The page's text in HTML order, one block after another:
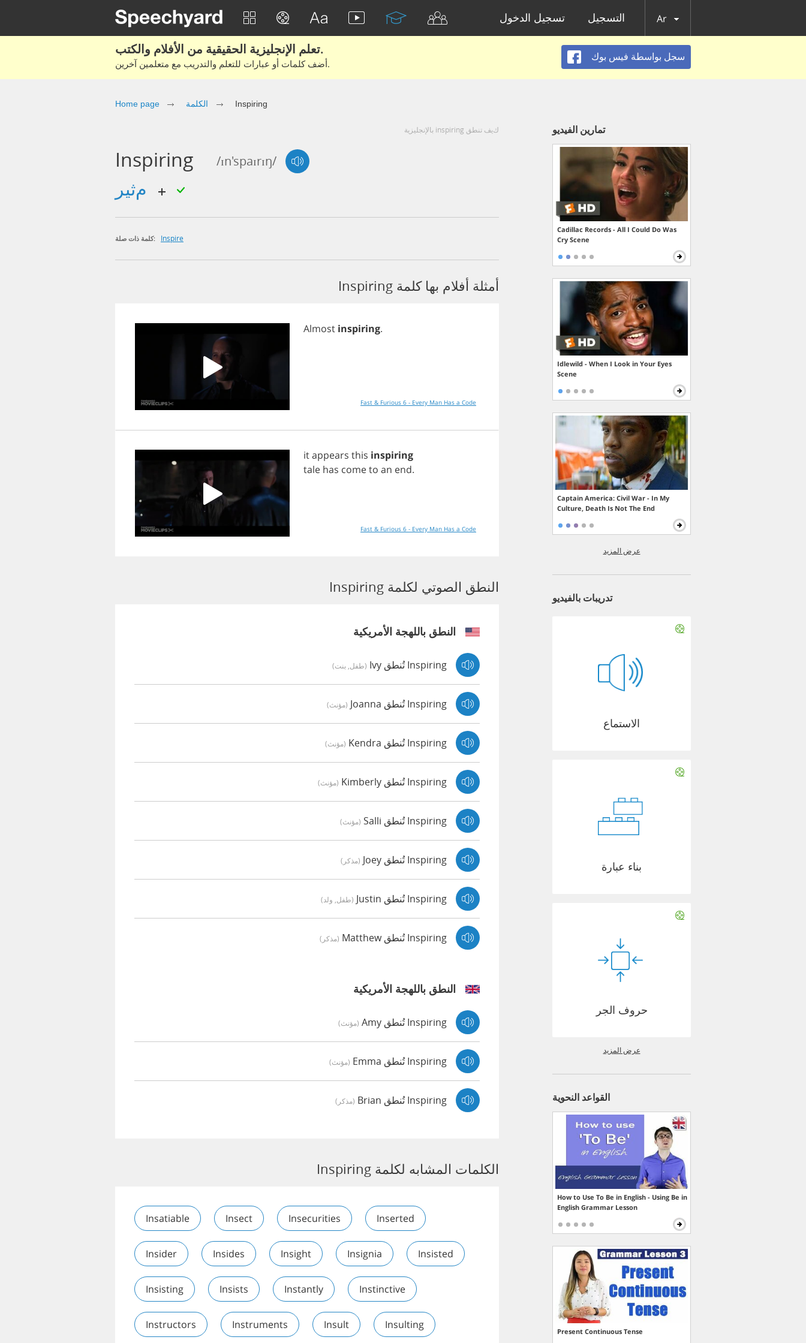
تسجيل الدخول التسجيل Ar
تعلم الإنجليزية الحقيقية من الأفلام والكتب.
أضف كلمات أو عبارات للتعلم والتدريب مع متعلمين آخرين.
سجل بواسطة فيس بوك
Home page الكلمة Inspiring
كيف تنطق inspiring بالإنجليزية
Inspiring /ɪn'spaɪrɪŋ/
كلمة ذات صلة: Inspire
أمثلة أفلام بها كلمة Inspiring
Almost inspiring.
Fast & Furious 6 - Every Man Has a Code
itappears this inspiring
tale has cometo an end.
Fast & Furious 6 - Every Man Has a Code
النطق الصوتي لكلمة Inspiring
النطق باللهجة الأمريكية
Inspiring تُنطق Ivy (طفل, بنت)
Inspiring تُنطق Joanna (مؤنث)
Inspiring تُنطق Kendra (مؤنث)
Inspiring تُنطق Kimberly (مؤنث)
Inspiring تُنطق Salli (مؤنث)
Inspiring تُنطق Joey (مذكر)
Inspiring تُنطق Justin (طفل, ولد)
Inspiring تُنطق Matthew (مذكر)
النطق باللهجة الأمريكية
Inspiring تُنطق Amy (مؤنث)
Inspiring تُنطق Emma (مؤنث)
Inspiring تُنطق Brian (مذكر)
الكلمات المشابه لكلمة Inspiring
Insatiable Insect Insecurities Inserted
Insider Insides Insight Insignia Insisted
Insisting Insists Instantly Instinctive
Instructors Instruments Insult Insulting
تمارين الفيديو
Cadillac Records - All I Could Do Was
Cry Scene
Idlewild - When I Look in Your Eyes
Scene
Captain America: Civil War - In My
Culture, Death Is Not The End
عرض المزيد
تدريبات بالفيديو
الاستماع
بناء عبارة
حروف الجر
عرض المزيد
القواعد النحوية
How to Use To Be in English - Using Be in
English Grammar Lesson
Present Continuous Tense